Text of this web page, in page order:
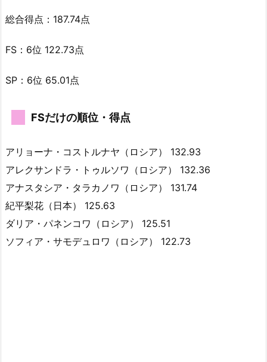
総合得点：187.74点
FS：6位 122.73点
SP：6位 65.01点
FSだけの順位・得点
アリョーナ・コストルナヤ（ロシア） 132.93
アレクサンドラ・トゥルソワ（ロシア） 132.36
アナスタシア・タラカノワ（ロシア） 131.74
紀平梨花（日本） 125.63
ダリア・パネンコワ（ロシア） 125.51
ソフィア・サモデュロワ（ロシア） 122.73